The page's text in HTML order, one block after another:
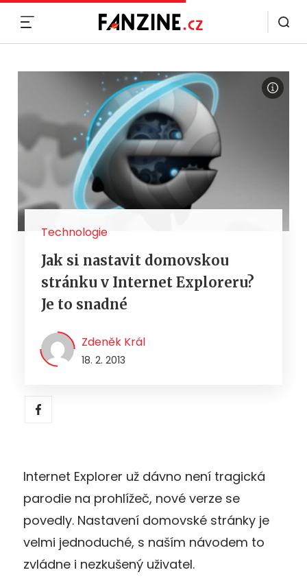
Technologie
Jak si nastavit domovskou
stránku v Internet Exploreru?
Je to snadné
Zdeněk Král
18. 2. 2013
Internet Explorer už dávno není tragická
parodie na prohlížeč, nové verze se
povedly. Nastavení domovské stránky je
velmi jednoduché, s naším návodem to
zvládne i nezkušený uživatel.